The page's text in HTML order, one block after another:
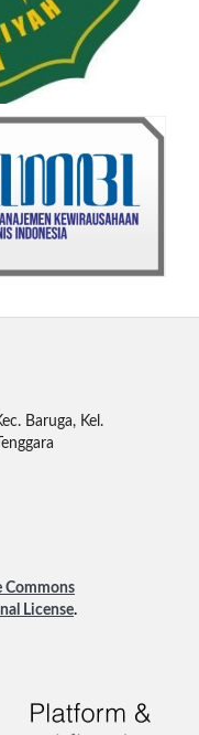
Baruga, Kel.
Commons
License.